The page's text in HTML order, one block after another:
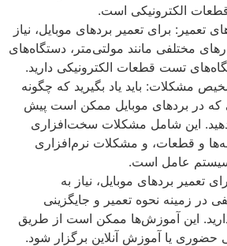
الکترونیکی است.
تعمیر: برای تعمیر بردهای موبایل، نیاز
مختلفی مانند مولتی‌متر، دستگاه‌های
تست قطعات الکترونیکی دارید.
مشکلات: باید یاد بگیرید که چگونه
در بردهای موبایل ممکن است پیش
این شامل مشکلات سخت‌افزاری
و قطعات، و مشکلات نرم‌افزاری
سیستم عامل است.
تعمیر بردهای موبایل، نیاز به
در زمینه نحوه تعمیر و جایگزینی
این آموزش‌ها ممکن است از طریق
حضوری یا آموزش آنلاین برگزار شود.